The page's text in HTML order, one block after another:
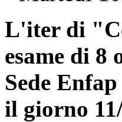
L'iter di
esame di 8
Sede
il giorno